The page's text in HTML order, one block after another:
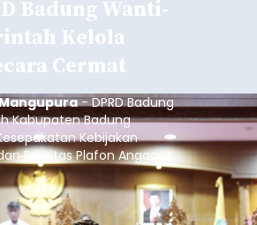
Badung Wanti-
Kelola
Cermat
- DPRD Badung
Kabupaten Badung
Kebijakan
Prioritas Plafon Anggaran
Anggaran 2027 dalam
digelar di Gedung DPRD
2026).